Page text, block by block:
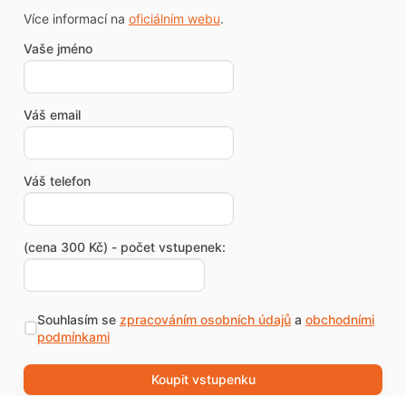
Více informací na oficiálním webu.
Vaše jméno
Váš email
Váš telefon
(cena 300 Kč) - počet vstupenek:
Souhlasím se zpracováním osobních údajůa obchodními
podmínkami
Koupit vstupenku